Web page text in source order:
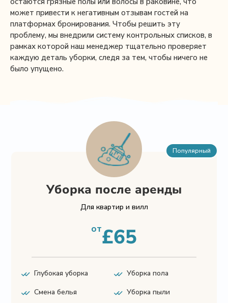
может привести к негативным отзывам гостей на
платформах бронирования. Чтобы решить эту
проблему, мы внедрили систему контрольных списков, в
рамках которой наш менеджер тщательно проверяет
каждую деталь уборки, следя за тем, чтобы ничего не
было упущено.
Популярный
Уборка после аренды
Для квартир и вилл
от£65
Глубокая уборка
Уборка пола
Смена белья
Уборка пыли
Уборка после аренды
Для квартир и вилл
215.00